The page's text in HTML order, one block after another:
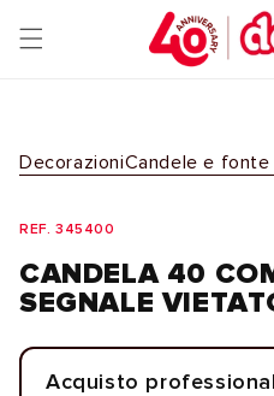
direttamente
ai contenuti
DecorazioniCandele e fonte
REF. 345400
CANDELA 40
SEGNALE
Acquisto